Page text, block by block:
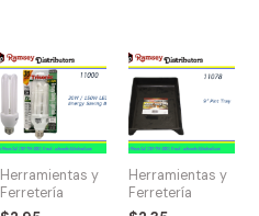
Herramientas y
Ferretería
11000
TS-
EN30W/150
Energy
Saving
Herramientas y
Ferretería
11078
-
CH91127
9"
Paint
Tray